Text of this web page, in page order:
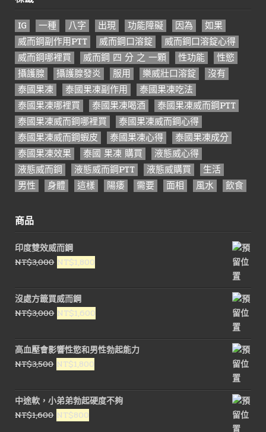
IG 一種 八字 出現 功能障礙 因為
如果
威而鋼副作用PTT
威而鋼口溶錠
威而鋼口溶錠心得
威而鋼哪裡買
威而鋼 四 分 之 一顆 性功能
性慾
攝護腺
攝護腺發炎 服用 樂威壯口溶錠
沒有
泰國果凍
泰國果凍副作用
泰國果凍吃法
泰國果凍哪裡買
泰國果凍喝酒
泰國果凍威而鋼PTT
泰國果凍威而鋼哪裡買
泰國果凍威而鋼心得
泰國果凍威而鋼蝦皮
泰國果凍心得
泰國果凍成分
泰國果凍效果
泰國 果凍 購買
液態威心得
液態威而鋼
液態威而鋼PTT 液態威購買
生活
男性
身體 這樣 陽痿 需要 面相 風水 飲食
商品
印度雙效威而鋼
NT$3,000 原
價
格：
NT$3,000。
NT$1,800
價
格：
NT$1,800。
沒處方籤買威而鋼
NT$3,000 原
價
格：
NT$3,000。
NT$1,600
價
格：
高血壓會影響性慾和男性勃起能力
NT$3,500 原
價
格：
NT$3,500。
NT$1,800
價
格：
中途軟，小弟弟勃起硬度不夠
NT$1,600 原
NT$800